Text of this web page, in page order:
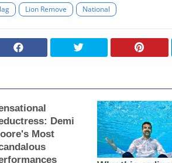
Lion Remove National